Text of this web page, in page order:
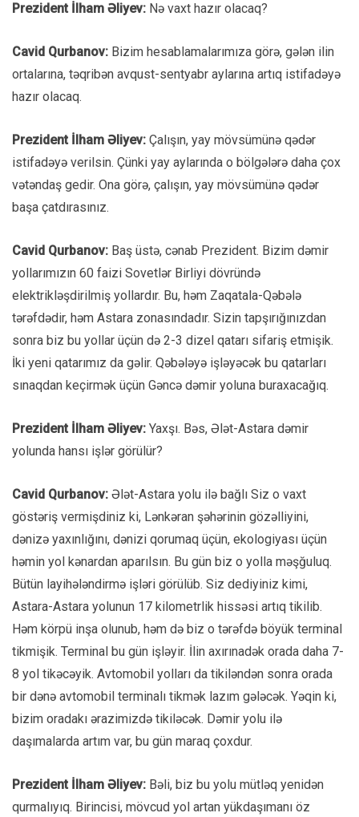
Prezident İlham Əliyev: Nə vaxt hazır olacaq?
Cavid Qurbanov: Bizim hesablamalarımıza görə, gələn ilin
ortalarına, təqribən avqust-sentyabr aylarına artıq istifadəyə
hazır olacaq.
Prezident İlham Əliyev: Çalışın, yay mövsümünə qədər
istifadəyə verilsin. Çünki yay aylarında o bölgələrə daha çox
vətəndaş gedir. Ona görə, çalışın, yay mövsümünə qədər
başa çatdırasınız.
Cavid Qurbanov: Baş üstə, cənab Prezident. Bizim dəmir
yollarımızın 60 faizi Sovetlər Birliyi dövründə
elektrikləşdirilmiş yollardır. Bu, həm Zaqatala-Qəbələ
tərəfdədir, həm Astara zonasındadır. Sizin tapşırığınızdan
sonra biz bu yollar üçün də 2-3 dizel qatarı sifariş etmişik.
İki yeni qatarımız da gəlir. Qəbələyə işləyəcək bu qatarları
sınaqdan keçirmək üçün Gəncə dəmir yoluna buraxacağıq.
Prezident İlham Əliyev: Yaxşı. Bəs, Ələt-Astara dəmir
yolunda hansı işlər görülür?
Cavid Qurbanov: Ələt-Astara yolu ilə bağlı Siz o vaxt
göstəriş vermişdiniz ki, Lənkəran şəhərinin gözəlliyini,
dənizə yaxınlığını, dənizi qorumaq üçün, ekologiyası üçün
həmin yol kənardan aparılsın. Bu gün biz o yolla məşğuluq.
Bütün layihələndirmə işləri görülüb. Siz dediyiniz kimi,
Astara-Astara yolunun 17 kilometrlik hissəsi artıq tikilib.
Həm körpü inşa olunub, həm də biz o tərəfdə böyük terminal
tikmişik. Terminal bu gün işləyir. İlin axırınadək orada daha 7-
8 yol tikəcəyik. Avtomobil yolları da tikiləndən sonra orada
bir dənə avtomobil terminalı tikmək lazım gələcək. Yəqin ki,
bizim oradakı ərazimizdə tikiləcək. Dəmir yolu ilə
daşımalarda artım var, bu gün maraq çoxdur.
Prezident İlham Əliyev: Bəli, biz bu yolu mütləq yenidən
qurmalıyıq. Birincisi, mövcud yol artan yükdaşımanı öz